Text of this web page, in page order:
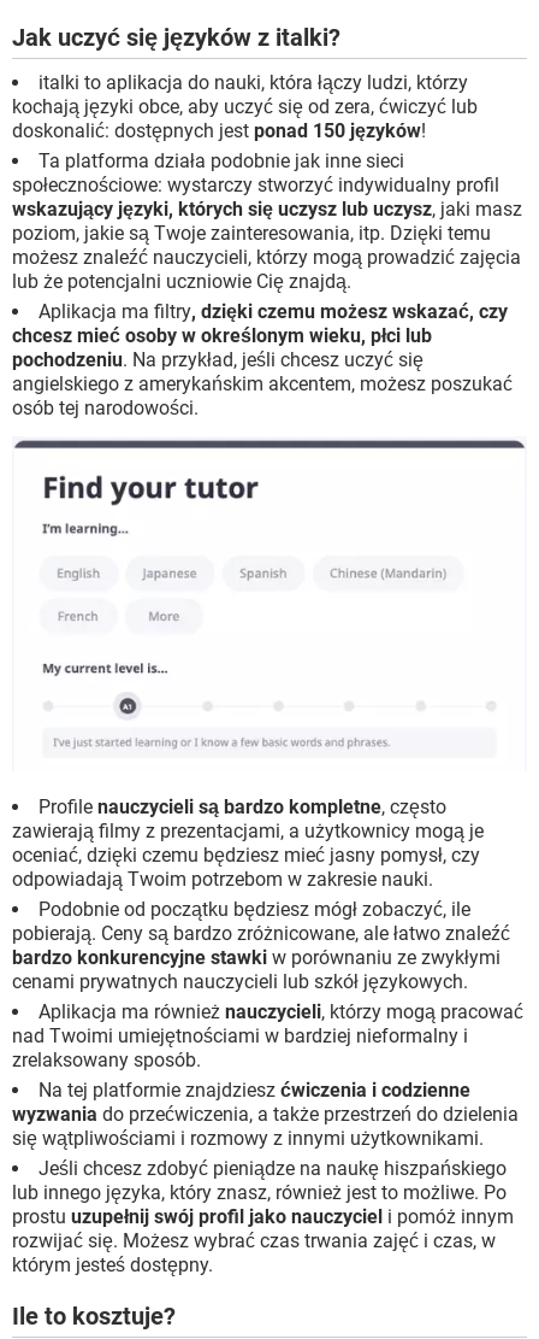
Jak uczyć się języków z italki?
italki to aplikacja do nauki, która łączy ludzi, którzy
kochają języki obce, aby uczyć się od zera, ćwiczyć lub
doskonalić: dostępnych jest ponad 150 języków!
Ta platforma działa podobnie jak inne sieci
społecznościowe: wystarczy stworzyć indywidualny profil
wskazujący języki, których się uczysz lub uczysz, jaki masz
poziom, jakie są Twoje zainteresowania, itp. Dzięki temu
możesz znaleźć nauczycieli, którzy mogą prowadzić zajęcia
lub że potencjalni uczniowie Cię znajdą.
Aplikacja ma filtry, dzięki czemu możesz wskazać, czy
chcesz mieć osoby w określonym wieku, płci lub
pochodzeniu. Na przykład, jeśli chcesz uczyć się
angielskiego z amerykańskim akcentem, możesz poszukać
osób tej narodowości.
Profile nauczycieli są bardzo kompletne, często
zawierają filmy z prezentacjami, a użytkownicy mogą je
oceniać, dzięki czemu będziesz mieć jasny pomysł, czy
odpowiadają Twoim potrzebom w zakresie nauki.
Podobnie od początku będziesz mógł zobaczyć, ile
pobierają. Ceny są bardzo zróżnicowane, ale łatwo znaleźć
bardzo konkurencyjne stawki w porównaniu ze zwykłymi
cenami prywatnych nauczycieli lub szkół językowych.
Aplikacja ma również nauczycieli, którzy mogą pracować
nad Twoimi umiejętnościami w bardziej nieformalny i
zrelaksowany sposób.
Na tej platformie znajdziesz ćwiczenia i codzienne
wyzwania do przećwiczenia, a także przestrzeń do dzielenia
się wątpliwościami i rozmowy z innymi użytkownikami.
Jeśli chcesz zdobyć pieniądze na naukę hiszpańskiego
lub innego języka, który znasz, również jest to możliwe. Po
prostu uzupełnij swój profil jako nauczyciel i pomóż innym
rozwijać się. Możesz wybrać czas trwania zajęć i czas, w
którym jesteś dostępny.
Ile to kosztuje?